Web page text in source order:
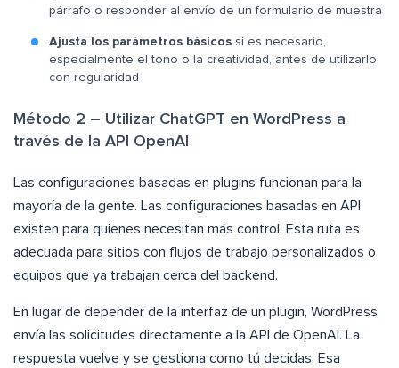
párrafo o responder al envío de un formulario de muestra
Ajusta los parámetros básicos si es necesario,
especialmente el tono o la creatividad, antes de utilizarlo
con regularidad
Método 2 – Utilizar ChatGPT en WordPress a
través de la API OpenAI
Las configuraciones basadas en plugins funcionan para la
mayoría de la gente. Las configuraciones basadas en API
existen para quienes necesitan más control. Esta ruta es
adecuada para sitios con flujos de trabajo personalizados o
equipos que ya trabajan cerca del backend.
En lugar de depender de la interfaz de un plugin, WordPress
envía las solicitudes directamente a la API de OpenAI. La
respuesta vuelve y se gestiona como tú decidas. Esa